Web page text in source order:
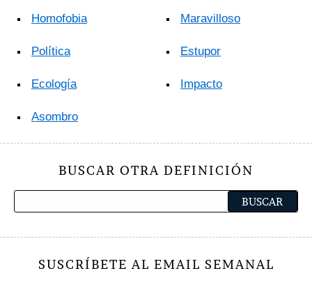
Homofobia
Política
Ecología
Asombro
Maravilloso
Estupor
Impacto
BUSCAR OTRA DEFINICIÓN
SUSCRÍBETE AL EMAIL SEMANAL